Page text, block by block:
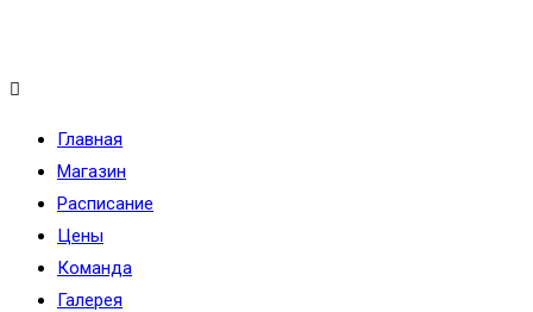
Меню
Главная
Магазин
Расписание
Цены
Команда
Галерея